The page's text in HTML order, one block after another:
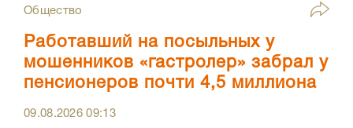
Общество
Работавший на посыльных у
мошенников «гастролер» забрал у
пенсионеров почти 4,5 миллиона
09.08.202609:13